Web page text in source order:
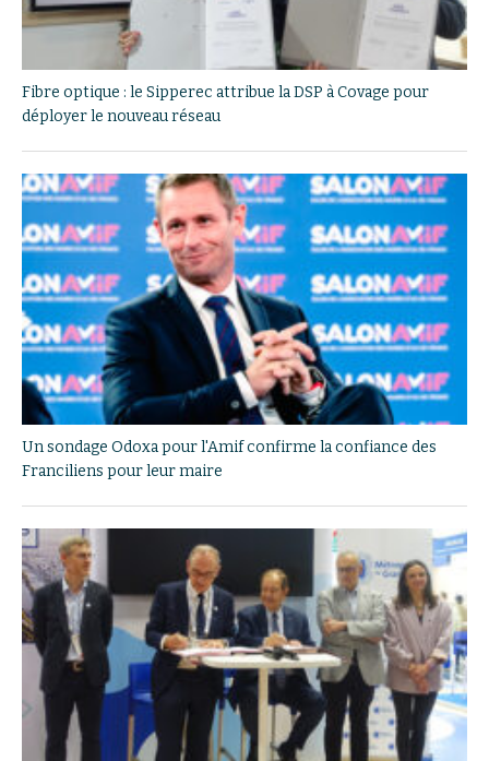
Fibre optique : le Sipperec attribue la DSP à Covage pour
déployer le nouveau réseau
Un sondage Odoxa pour l'Amif confirme la confiance des
Franciliens pour leur maire